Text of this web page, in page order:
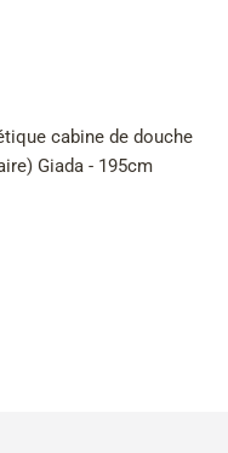
cabine de douche
Giada - 195cm